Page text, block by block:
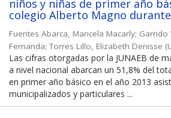
niños y niñas de primer año
colegio Alberto Magno
Fuentes Abarca, Maricela Macarly; Garrido
Fernanda; Torres Lillo, Elizabeth Denisse (
Las cifras otorgadas por la JUNAEB de
a nivel nacional abarcan un 51,8% del
en primer año básico en el año 2013
municipalizados y particulares ...